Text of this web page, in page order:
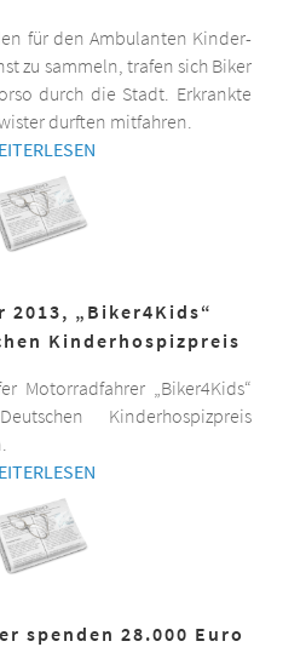
für den Ambulanten Kinder-
zu sammeln, trafen sich Biker
durch die Stadt. Erkrankte
durften mitfahren.
2013, „Biker4Kids“
Kinderhospizpreis
Motorradfahrer „Biker4Kids“
Kinderhospizpreis
spenden 28.000 Euro